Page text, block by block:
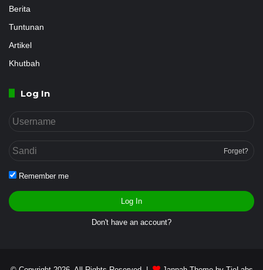
Berita
Tuntunan
Artikel
Khutbah
Log In
Forget?
Remember me
Log In
Don't have an account?